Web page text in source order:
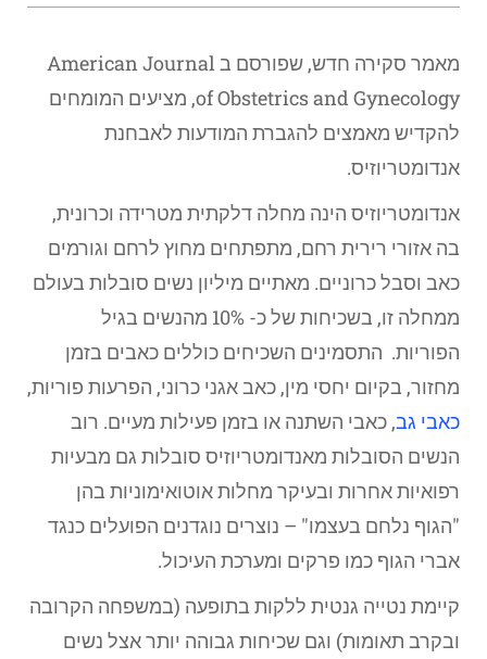
מאמר סקירה חדש, שפורסם ב American Journal
of Obstetrics and Gynecology, מציעים המומחים
להקדיש מאמצים להגברת המודעות לאבחנת
אנדומטריוזיס.
אנדומטריוזיס הינה מחלה דלקתית מטרידה וכרונית,
בה אזורי רירית רחם, מתפתחים מחוץ לרחם וגורמים
כאב וסבל כרוניים. מאתיים מיליון נשים סובלות בעולם
ממחלה זו, בשכיחות של כ- 10% מהנשים בגיל
הפוריות. התסמינים השכיחים כוללים כאבים בזמן
מחזור, בקיום יחסי מין, כאב אגני כרוני, הפרעות פוריות,
כאבי גב, כאבי השתנה או בזמן פעילות מעיים. רוב
הנשים הסובלות מאנדומטריוזיס סובלות גם מבעיות
רפואיות אחרות ובעיקר מחלות אוטואימוניות בהן
"הגוף נלחם בעצמו" – נוצרים נוגדנים הפועלים כנגד
אברי הגוף כמו פרקים ומערכת העיכול.
קיימת נטייה גנטית ללקות בתופעה (במשפחה הקרובה
ובקרב תאומות) וגם שכיחות גבוהה יותר אצל נשים